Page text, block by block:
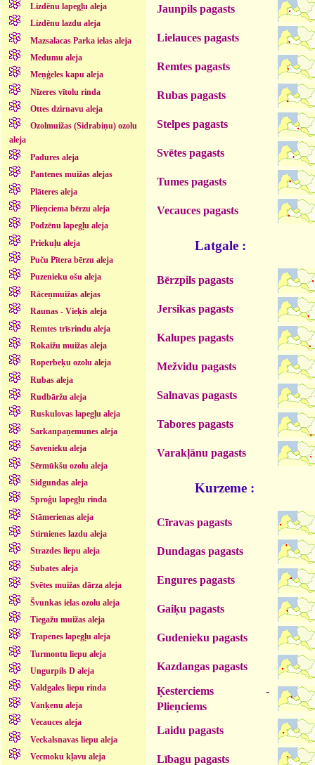
Lizdēnu lapegļu aleja
Lizdēnu lazdu aleja
Mazsalacas Parka ielas aleja
Medumu aleja
Meņģeles kapu aleja
Nīzeres vītolu rinda
Ottes dzirnavu aleja
Ozolmuižas (Sidrabiņu) ozolu
aleja
Padures aleja
Pantenes muižas alejas
Plāteres aleja
Plieņciema bērzu aleja
Podzēnu lapegļu aleja
Priekuļu aleja
Puču Pītera bērzu aleja
Puzenieku ošu aleja
Rāceņmuižas alejas
Raunas - Vieķis aleja
Remtes trīsrindu aleja
Rokaižu muižas aleja
Roperbeķu ozolu aleja
Rubas aleja
Rudbāržu aleja
Ruskulovas lapegļu aleja
Sarkanpaņemunes aleja
Savenieku aleja
Sērmūkšu ozolu aleja
Sidgundas aleja
Sproģu lapegļu rinda
Stāmerienas aleja
Stirnienes lazdu aleja
Strazdes liepu aleja
Subates aleja
Svētes muižas dārza aleja
Švunkas ielas ozolu aleja
Tiegažu muižas aleja
Trapenes lapegļu aleja
Turmontu liepu aleja
Ungurpils D aleja
Valdgales liepu rinda
Vanķenu aleja
Vecauces aleja
Veckalsnavas liepu aleja
Vecmoku kļavu aleja
Jaunpils pagasts
Lielauces pagasts
Remtes pagasts
Rubas pagasts
Stelpes pagasts
Svētes pagasts
Tumes pagasts
Vecauces pagasts
Latgale :
Bērzpils pagasts
Jersikas pagasts
Kalupes pagasts
Mežvidu pagasts
Salnavas pagasts
Tabores pagasts
Varakļānu pagasts
Kurzeme :
Cīravas pagasts
Dundagas pagasts
Engures pagasts
Gaiķu pagasts
Gudenieku pagasts
Kazdangas pagasts
Ķesterciems -
Plieņciems
Laidu pagasts
Lībagu pagasts